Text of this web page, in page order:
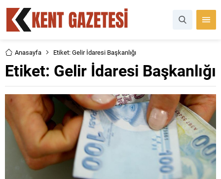
Anasayfa Etiket: Gelir İdaresi Başkanlığı
Etiket: Gelir İdaresi Başkanlığı